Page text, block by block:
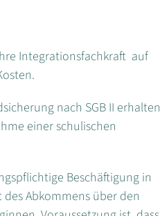
Integrationsfachkraft auf
nach SGB II erhalten
einer schulischen
Beschäftigung in
Abkommens über den